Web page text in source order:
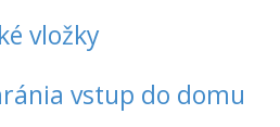
vložky
vstup do domu